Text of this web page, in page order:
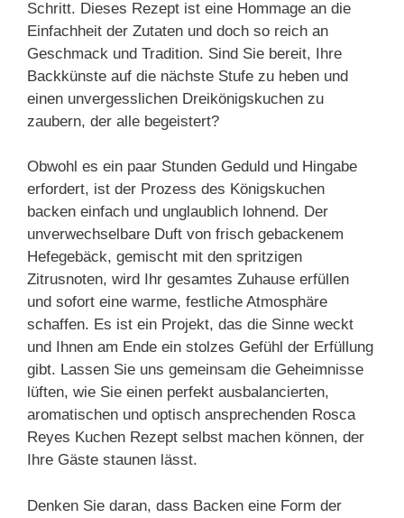
Schritt. Dieses Rezept ist eine Hommage an die
Einfachheit der Zutaten und doch so reich an
Geschmack und Tradition. Sind Sie bereit, Ihre
Backkünste auf die nächste Stufe zu heben und
einen unvergesslichen Dreikönigskuchen zu
zaubern, der alle begeistert?
Obwohl es ein paar Stunden Geduld und Hingabe
erfordert, ist der Prozess des Königskuchen
backen einfach und unglaublich lohnend. Der
unverwechselbare Duft von frisch gebackenem
Hefegebäck, gemischt mit den spritzigen
Zitrusnoten, wird Ihr gesamtes Zuhause erfüllen
und sofort eine warme, festliche Atmosphäre
schaffen. Es ist ein Projekt, das die Sinne weckt
und Ihnen am Ende ein stolzes Gefühl der Erfüllung
gibt. Lassen Sie uns gemeinsam die Geheimnisse
lüften, wie Sie einen perfekt ausbalancierten,
aromatischen und optisch ansprechenden Rosca
Reyes Kuchen Rezept selbst machen können, der
Ihre Gäste staunen lässt.
Denken Sie daran, dass Backen eine Form der